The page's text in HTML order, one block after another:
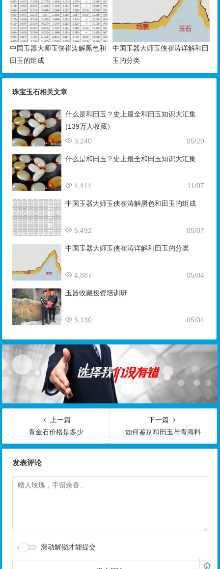
中国玉器大师玉侠崔涛解黑色和
田玉的组成
中国玉器大师玉侠崔涛详解和田
玉的分类
珠宝玉石相关文章
什么是和田玉？史上最全和田玉知识大汇集
(139万人收藏）
05/20
3,240
什么是和田玉？史上最全和田玉知识大汇集
11/07
4,411
中国玉器大师玉侠崔涛解黑色和田玉的组成
05/07
5,492
中国玉器大师玉侠崔涛详解和田玉的分类
05/04
4,887
玉器收藏投资培训班
05/04
5,130
上一篇
青金石价格是多少
下一篇
如何鉴别和田玉与青海料
发表评论
滑动解锁才能提交